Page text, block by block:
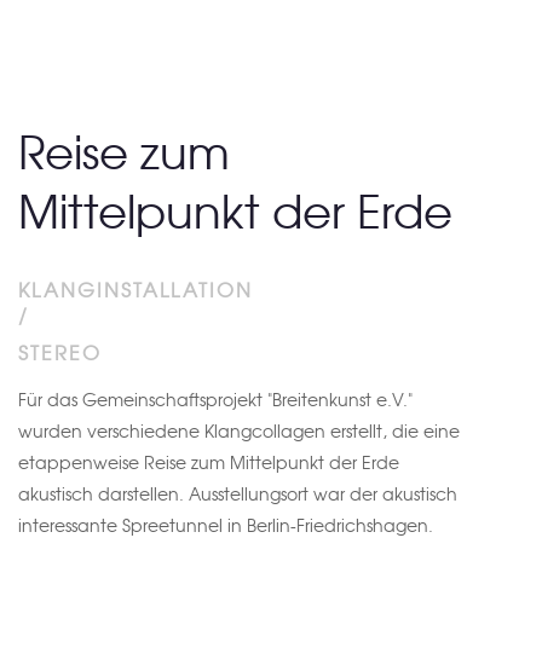
Reise zum
Mittelpunkt der Erde
KLANGINSTALLATION
/
STEREO
Für das Gemeinschaftsprojekt "Breitenkunst e.V."
wurden verschiedene Klangcollagen erstellt, die eine
etappenweise Reise zum Mittelpunkt der Erde
akustisch darstellen. Ausstellungsort war der akustisch
interessante Spreetunnel in Berlin-Friedrichshagen.